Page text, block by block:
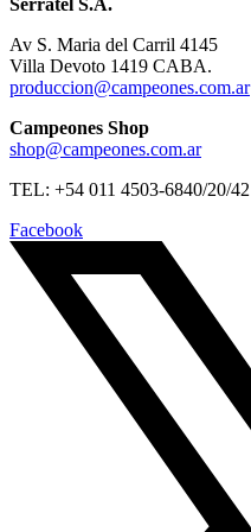
Av S. Maria del Carril 4145
Villa Devoto 1419 CABA.
produccion@campeones.com.ar
Campeones Shop
shop@campeones.com.ar
TEL: +54 011 4503-6840/20/42
Facebook